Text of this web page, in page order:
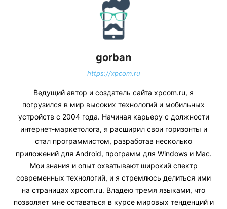
gorban
https://xpcom.ru
Ведущий автор и создатель сайта xpcom.ru, я
погрузился в мир высоких технологий и мобильных
устройств с 2004 года. Начиная карьеру с должности
интернет-маркетолога, я расширил свои горизонты и
стал программистом, разработав несколько
приложений для Android, программ для Windows и Mac.
Мои знания и опыт охватывают широкий спектр
современных технологий, и я стремлюсь делиться ими
на страницах xpcom.ru. Владею тремя языками, что
позволяет мне оставаться в курсе мировых тенденций и